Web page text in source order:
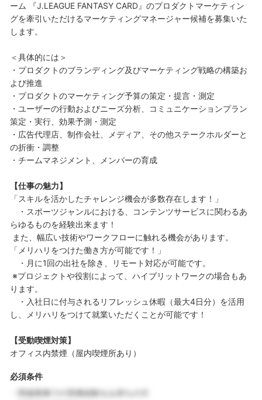
ーム 『J.LEAGUE FANTASY CARD』のプロダクトマーケティン
グを牽引いただけるマーケティングマネージャー候補を募集いた
します。
＜具体的には＞
・プロダクトのブランディング及びマーケティング戦略の構築お
よび推進
・プロダクトのマーケティング予算の策定・提言・測定
・ユーザーの行動およびニーズ分析、コミュニケーションプラン
策定・実行、効果予測・測定
・広告代理店、制作会社、メディア、その他ステークホルダーと
の折衝・調整
・チームマネジメント、メンバーの育成
【仕事の魅力】
「スキルを活かしたチャレンジ機会が多数存在します！」
・スポーツジャンルにおける、コンテンツサービスに関わるあ
らゆるものを経験出来ます！
また、幅広い技術やワークフローに触れる機会があります。
「メリハリをつけた働き方が可能です！」
・月に1回の出社を除き、リモート対応が可能です。
※プロジェクトや役割によって、ハイブリットワークの場合もあ
ります。
・入社日に付与されるリフレッシュ休暇（最大4日分）を活用
し、メリハリをつけて就業いただくことが可能です！
【受動喫煙対策】
オフィス内禁煙（屋内喫煙所あり）
必須条件
・関連業務での実務経験をお持ちの方